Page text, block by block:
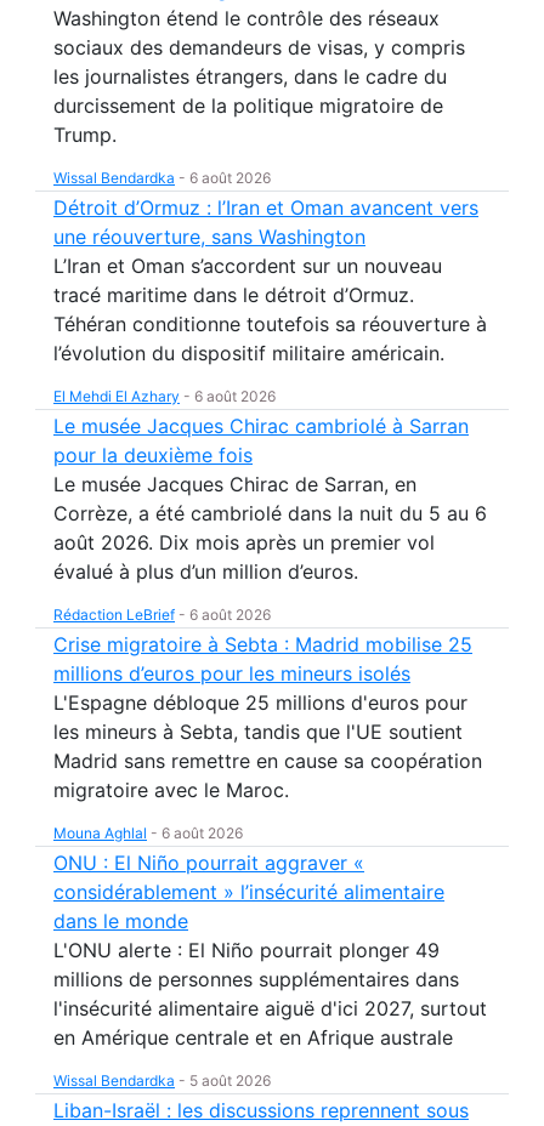
Washington étend le contrôle des réseaux
sociaux des demandeurs de visas, y compris
les journalistes étrangers, dans le cadre du
durcissement de la politique migratoire de
Trump.
Wissal Bendardka - 6 août 2026
Détroit d’Ormuz : l’Iran et Oman avancent vers
une réouverture, sans Washington
L’Iran et Oman s’accordent sur un nouveau
tracé maritime dans le détroit d’Ormuz.
Téhéran conditionne toutefois sa réouverture à
l’évolution du dispositif militaire américain.
El Mehdi El Azhary - 6 août 2026
Le musée Jacques Chirac cambriolé à Sarran
pour la deuxième fois
Le musée Jacques Chirac de Sarran, en
Corrèze, a été cambriolé dans la nuit du 5 au 6
août 2026. Dix mois après un premier vol
évalué à plus d’un million d’euros.
Rédaction LeBrief - 6 août 2026
Crise migratoire à Sebta : Madrid mobilise 25
millions d’euros pour les mineurs isolés
L'Espagne débloque 25 millions d'euros pour
les mineurs à Sebta, tandis que l'UE soutient
Madrid sans remettre en cause sa coopération
migratoire avec le Maroc.
Mouna Aghlal - 6 août 2026
ONU : El Niño pourrait aggraver «
considérablement » l’insécurité alimentaire
dans le monde
L'ONU alerte : El Niño pourrait plonger 49
millions de personnes supplémentaires dans
l'insécurité alimentaire aiguë d'ici 2027, surtout
en Amérique centrale et en Afrique australe
Wissal Bendardka - 5 août 2026
Liban-Israël : les discussions reprennent sous